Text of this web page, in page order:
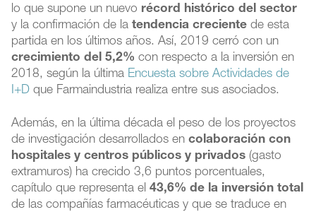
lo que supone un nuevo récord histórico del sector
y la confirmación de latendencia creciente de esta
partida en los últimos años. Así, 2019 cerró con un
crecimiento del 5,2% con respecto a la inversión en
2018, según la última Encuesta sobre Actividades de
I+D que Farmaindustria realiza entre sus asociados.
Además, en la última década el peso de los proyectos
de investigación desarrollados encolaboración con
hospitales y centros públicos y privados (gasto
extramuros) ha crecido 3,6 puntos porcentuales,
capítulo que representa el43,6% de la inversión total
de las compañías farmacéuticas y que se traduce en